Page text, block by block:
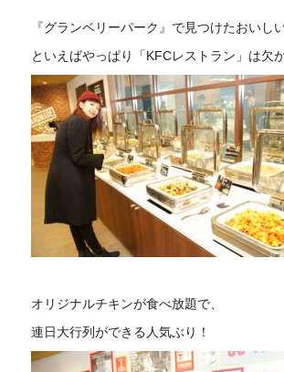
『グランベリーパーク』で見つけたおいしい
といえばやっぱり「KFCレストラン」は欠
オリジナルチキンが食べ放題で、
連日大行列ができる人気ぶり！